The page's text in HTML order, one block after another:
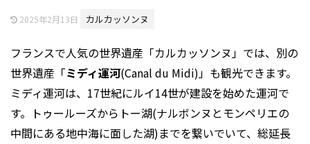
2025年2月13日 カルカッソンヌ
フランスで人気の世界遺産「カルカッソンヌ」では、別の
世界遺産「ミディ運河(Canal du Midi)」も観光できます。
ミディ運河は、17世紀にルイ14世が建設を始めた運河で
す。トゥールーズからトー湖(ナルボンヌとモンペリエの
中間にある地中海に面した湖)までを繋いでいて、総延長